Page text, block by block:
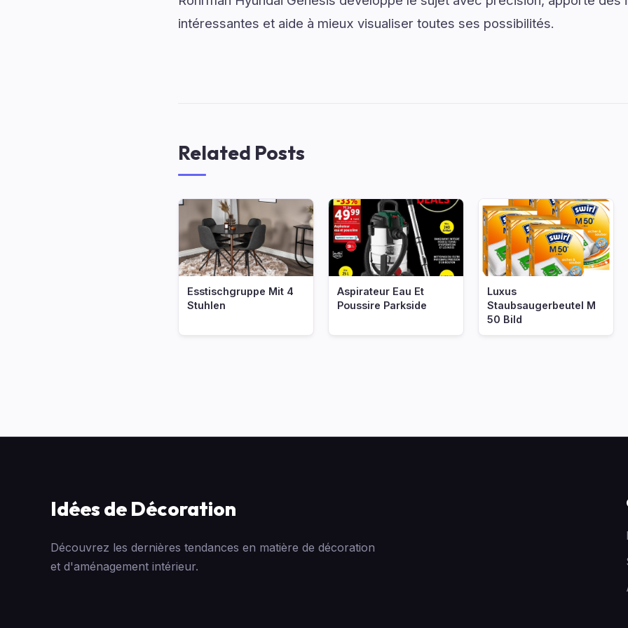
intéressantes et aide à mieux visualiser toutes ses possibilités.
Related Posts
Esstischgruppe Mit 4
Stuhlen
Aspirateur Eau Et
Poussire Parkside
Luxus
Staubsaugerbeutel M
50 Bild
Idées de Décoration
Découvrez les dernières tendances en matière de décoration
et d'aménagement intérieur.